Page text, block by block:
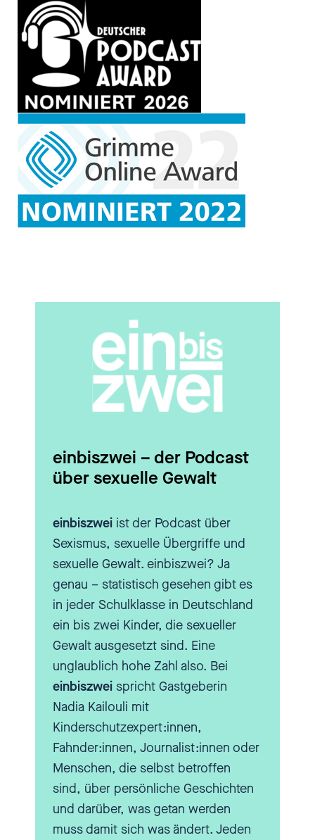
dann kam viel mehr weibliches
Empowerment dazu und ich habe
dann so viel auch für andere, für
„Eltern family“ habe ich
geschrieben und für „Eltern“, wo
dann eben auch das eigene
Elternsein natürlich mit reinkam.
Und das hat mich dann letztlich
dazu geführt zum Studium der
Sexualwissenschaften, weil ich
habe schon so viel gelesen
eigentlich schon sehr viel selber
wusste. Und dann hat mich das
so gepackt und interessiert, dass
ich das noch studiert habe.
[00:03:22.930] - Nadia Kailouli
Wenn man jetzt das Wort
Sexualwissenschaften hört,
sagen: Hä, was haben denn jetzt
meine Kinder damit zu tun? Ja,
das kann ich mir als erwachsene
Person natürlich gerne mal
angucken und mich mit Sexualität
und so mal auseinandersetzen.
Gerne auch auf
wissenschaftlicher Basis oder
gerne mal mit Unterstützung. Gibt
es ja auch Therapeutinnen und
Therapeuten zu dem Thema. Hä,
aber warum jetzt mit den
Kindern? Warum müssen wir die
da mit reinholen in dieses
Thema?
einbiszwei – der Podcast
über sexuelle Gewalt
einbiszwei ist der Podcast über
Sexismus, sexuelle Übergriffe und
sexuelle Gewalt. einbiszwei? Ja
genau – statistisch gesehen gibt es
in jeder Schulklasse in Deutschland
ein bis zwei Kinder, die sexueller
Gewalt ausgesetzt sind. Eine
unglaublich hohe Zahl also. Bei
einbiszwei spricht Gastgeberin
Nadia Kailouli mit
Kinderschutzexpert:innen,
Fahnder:innen, Journalist:innen oder
Menschen, die selbst betroffen
sind, über persönliche Geschichten
und darüber, was getan werden
muss damit sich was ändert. Jeden